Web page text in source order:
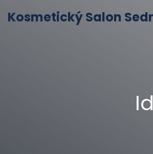
Kosmetický Salon